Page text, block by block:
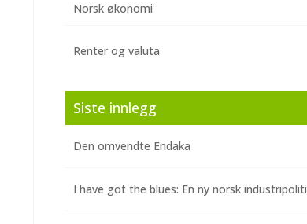
Norsk økonomi
Renter og valuta
Siste innlegg
Den omvendte Endaka
I have got the blues: En ny norsk